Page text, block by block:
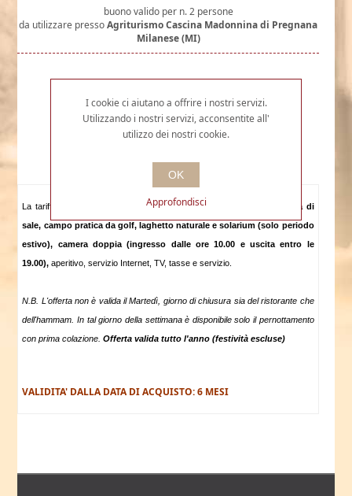
buono valido per n. 2 persone
da utilizzare pressoAgriturismo Cascina Madonnina di Pregnana
Milanese (MI)
€199,00
La tariffa include:
pranzo (o cena), hammam IN ESCLUSIVA, grotta di
sale, campo pratica da golf, laghetto naturale e solarium (solo periodo
estivo), camera doppia (ingresso dalle ore 10.00 e uscita entro le
19.00), aperitivo, servizio Internet, TV, tasse e servizio.
N.B. L'offerta non è valida il Martedì, giorno di chiusura sia del ristorante che
dell'hammam. In tal giorno della settimana è disponibile solo il pernottamento
con prima colazione. Offerta valida tutto l'anno (festività escluse)
VALIDITA' DALLA DATA DI ACQUISTO: 6 MESI
I cookie ci aiutano a offrire i nostri servizi.
Utilizzando i nostri servizi, acconsentite all'
utilizzo dei nostri cookie.
OK
Approfondisci